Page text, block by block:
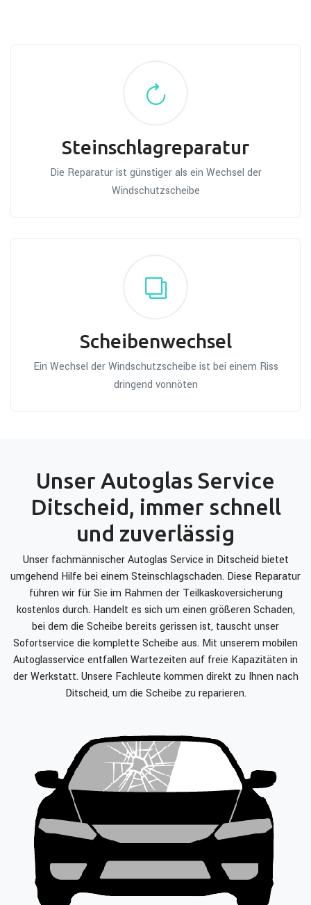
Steinschlagreparatur
Die Reparatur ist günstiger als ein Wechsel der
Windschutzscheibe
Scheibenwechsel
Ein Wechsel der Windschutzscheibe ist bei einem Riss
dringend vonnöten
Unser Autoglas Service
Ditscheid, immer schnell
und zuverlässig
Unser fachmännischer Autoglas Service in Ditscheid bietet
umgehend Hilfe bei einem Steinschlagschaden. Diese Reparatur
führen wir für Sie im Rahmen der Teilkaskoversicherung
kostenlos durch. Handelt es sich um einen größeren Schaden,
bei dem die Scheibe bereits gerissen ist, tauscht unser
Sofortservice die komplette Scheibe aus. Mit unserem mobilen
Autoglasservice entfallen Wartezeiten auf freie Kapazitäten in
der Werkstatt. Unsere Fachleute kommen direkt zu Ihnen nach
Ditscheid, um die Scheibe zu reparieren.